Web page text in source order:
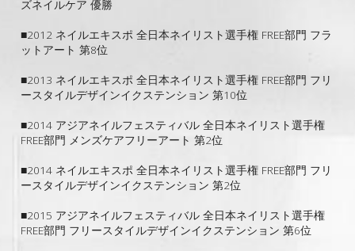
ズネイルケア 優勝
■2012 ネイルエキスポ 全日本ネイリスト選手権 FREE部門 フラ
ットアート 第8位
■2013 ネイルエキスポ 全日本ネイリスト選手権 FREE部門 フリ
ースタイルデザインイクステンション 第10位
■2014 アジアネイルフェスティバル 全日本ネイリスト選手権
FREE部門 メンズケアフリーアート 第2位
■2014 ネイルエキスポ 全日本ネイリスト選手権 FREE部門 フリ
ースタイルデザインイクステンション 第2位
■2015 アジアネイルフェスティバル 全日本ネイリスト選手権
FREE部門 フリースタイルデザインイクステンション 第6位